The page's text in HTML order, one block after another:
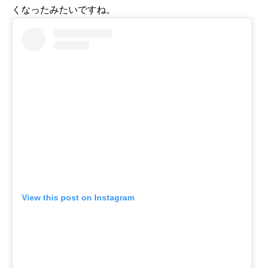
くなったみたいですね。
View this post on Instagram